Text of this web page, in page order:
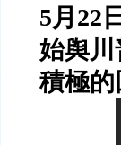
5月 22
始舆
積極的